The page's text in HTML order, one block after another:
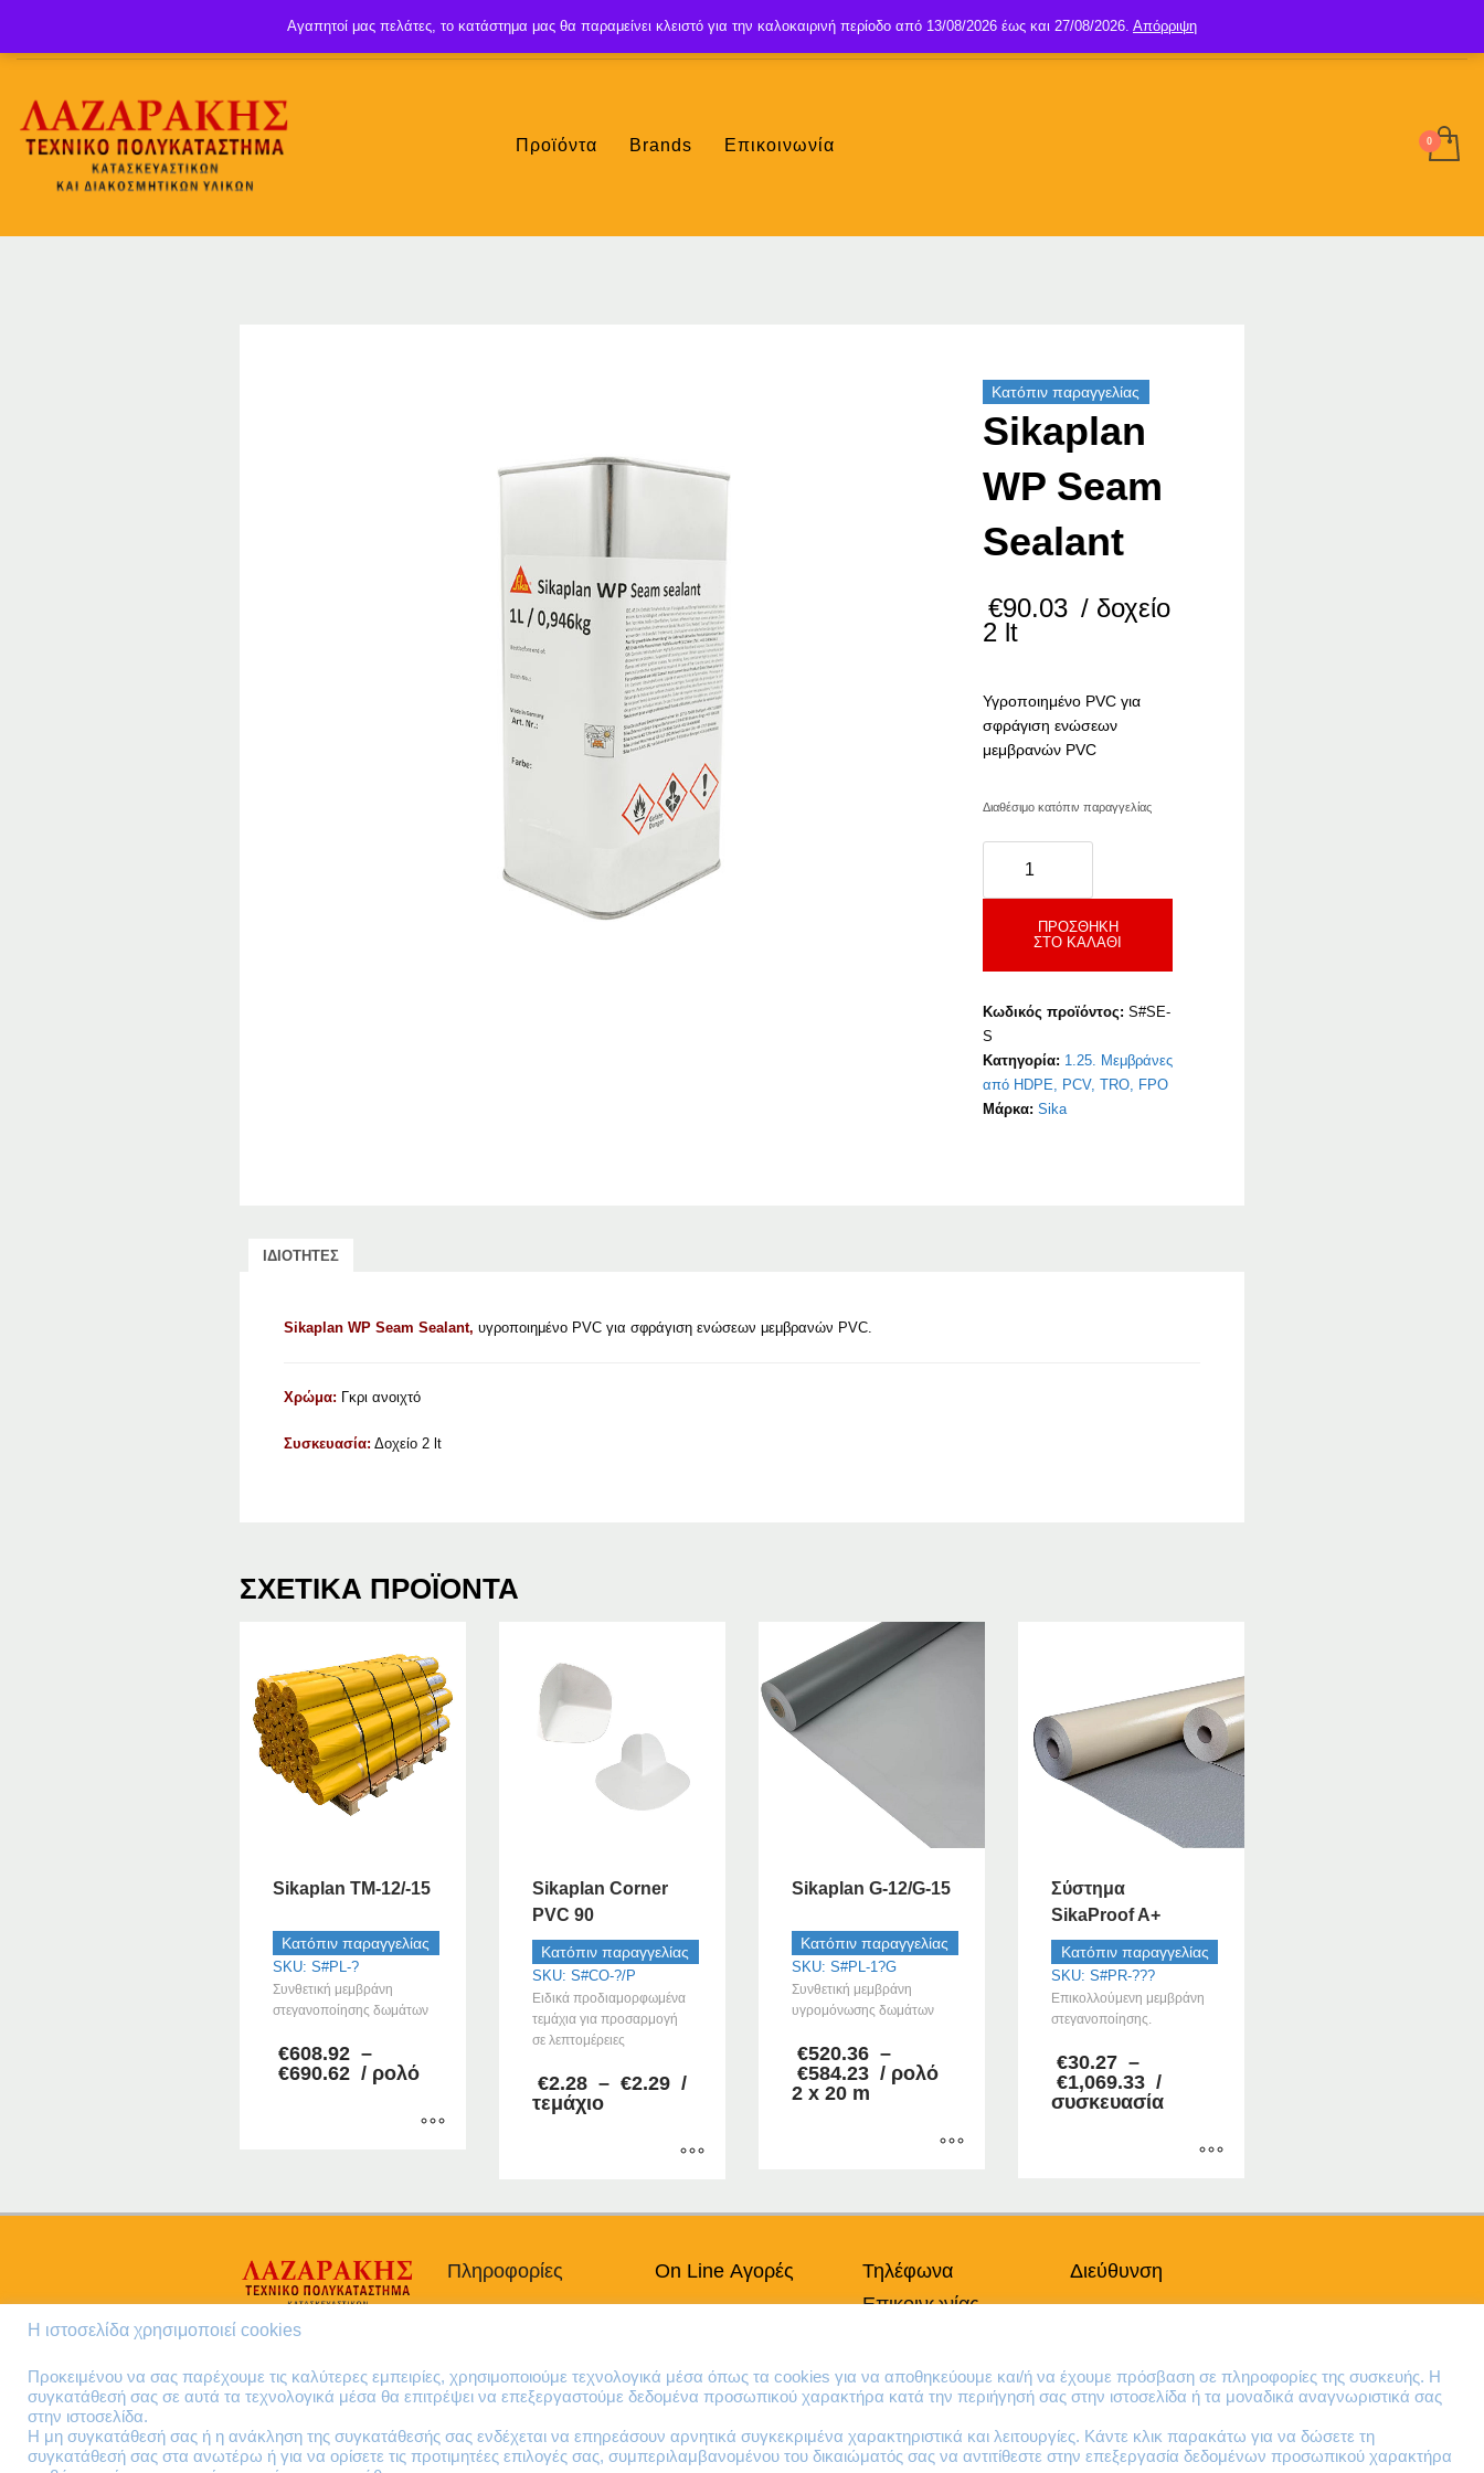
SIGN UP LOGIN
Προϊόντα Brands Επικοινωνία
Κατόπιν παραγγελίας
Sikaplan
WP Seam
Sealant
€90.03 / δοχείο
2 lt
Υγροποιημένο PVC για
σφράγιση ενώσεων
μεμβρανών PVC
Διαθέσιμο κατόπιν παραγγελίας
Seam
ποσότητα
ΠΡΟΣΘΉΚΗ
ΣΤΟ ΚΑΛΆΘΙ
Κωδικός προϊόντος: S#SE-
S
Κατηγορία: 1.25. Μεμβράνες
από HDPE, PCV, TRO, FPO
Μάρκα: Sika
ΙΔΙΟΤΗΤΕΣ
Sikaplan WP Seam Sealant, υγροποιημένο PVC για σφράγιση ενώσεων μεμβρανών PVC.
Χρώμα: Γκρι ανοιχτό
Συσκευασία: Δοχείο 2 lt
ΣΧΕΤΙΚΆ ΠΡΟΪΌΝΤΑ
Sikaplan TM-12/-15
Κατόπιν παραγγελίας
SKU: S#PL-?
Συνθετική μεμβράνη
στεγανοποίησης δωμάτων
€608.92 –
€690.62 Price
€608.92
/ ρολό
προϊόν
πολλαπλές
παραλλαγές.
Οι
επιλογές
να
επιλεγούν
στη
σελίδα
Sikaplan Corner
PVC 90
Κατόπιν παραγγελίας
SKU: S#CO-?/P
Ειδικά προδιαμορφωμένα
τεμάχια για προσαρμογή
σε λεπτομέρειες
€2.28 – €2.29 Price
through
/
τεμάχιο
το
έχει
πολλαπλές
μπορούν
επιλεγούν
στη
Sikaplan G-12/G-15
Κατόπιν παραγγελίας
SKU: S#PL-1?G
Συνθετική μεμβράνη
υγρομόνωσης δωμάτων
€520.36 –
€584.23 Price
through
/ ρολό
2 x 20 m
πολλαπλές
παραλλαγές.
μπορούν
να
στη
Σύστημα
SikaProof A+
Κατόπιν παραγγελίας
SKU: S#PR-???
Επικολλούμενη μεμβράνη
στεγανοποίησης.
€30.27 –
€1,069.33 Price
range:
through
/
συσκευασία
το
μπορούν
να
επιλεγούν
στη
Πληροφορίες On Line Αγορές
Επιστροφές Προϊόντων
Τηλέφωνα
Επικοινωνίας
210 41 13 280
Διεύθυνση
Τ.Κ. 182 33
Email
Η ιστοσελίδα χρησιμοποιεί cookies
Προκειμένου να σας παρέχουμε τις καλύτερες εμπειρίες, χρησιμοποιούμε τεχνολογικά μέσα όπως τα cookies για να αποθηκεύουμε και/ή να έχουμε πρόσβαση σε πληροφορίες της συσκευής. Η
συγκατάθεσή σας σε αυτά τα τεχνολογικά μέσα θα επιτρέψει να επεξεργαστούμε δεδομένα προσωπικού χαρακτήρα κατά την περιήγησή σας στην ιστοσελίδα ή τα μοναδικά αναγνωριστικά σας
στην ιστοσελίδα.
Η μη συγκατάθεσή σας ή η ανάκληση της συγκατάθεσής σας ενδέχεται να επηρεάσουν αρνητικά συγκεκριμένα χαρακτηριστικά και λειτουργίες. Κάντε κλικ παρακάτω για να δώσετε τη
συγκατάθεσή σας στα ανωτέρω ή για να ορίσετε τις προτιμητέες επιλογές σας, συμπεριλαμβανομένου του δικαιώματός σας να αντιτίθεστε στην επεξεργασία δεδομένων προσωπικού χαρακτήρα
Αγαπητοί μας πελάτες, το κατάστημα μας θα παραμείνει κλειστό για την καλοκαιρινή περίοδο από 13/08/2026 έως και 27/08/2026. Απόρριψη